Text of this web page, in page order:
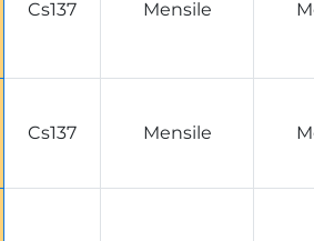
Cs137 Mensile
Cs137 Mensile